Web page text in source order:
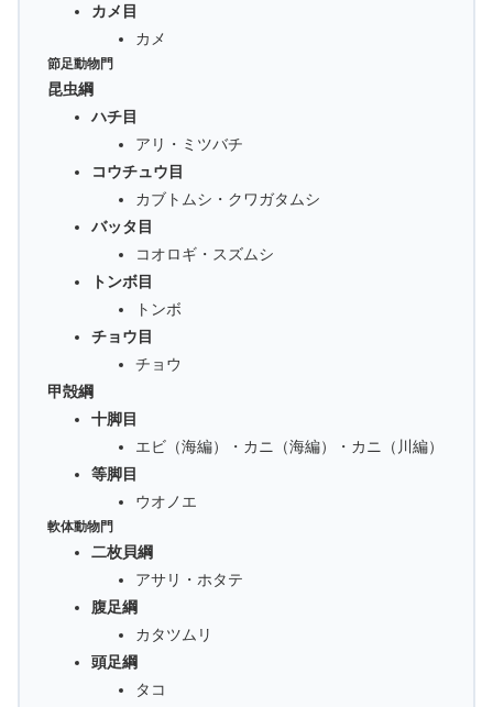
カメ目
カメ
節足動物門
昆虫綱
ハチ目
アリ・ミツバチ
コウチュウ目
カブトムシ・クワガタムシ
バッタ目
コオロギ・スズムシ
トンボ目
トンボ
チョウ目
チョウ
甲殻綱
十脚目
エビ（海編）・カニ（海編）・カニ（川編）
等脚目
ウオノエ
軟体動物門
二枚貝綱
アサリ・ホタテ
腹足綱
カタツムリ
頭足綱
タコ